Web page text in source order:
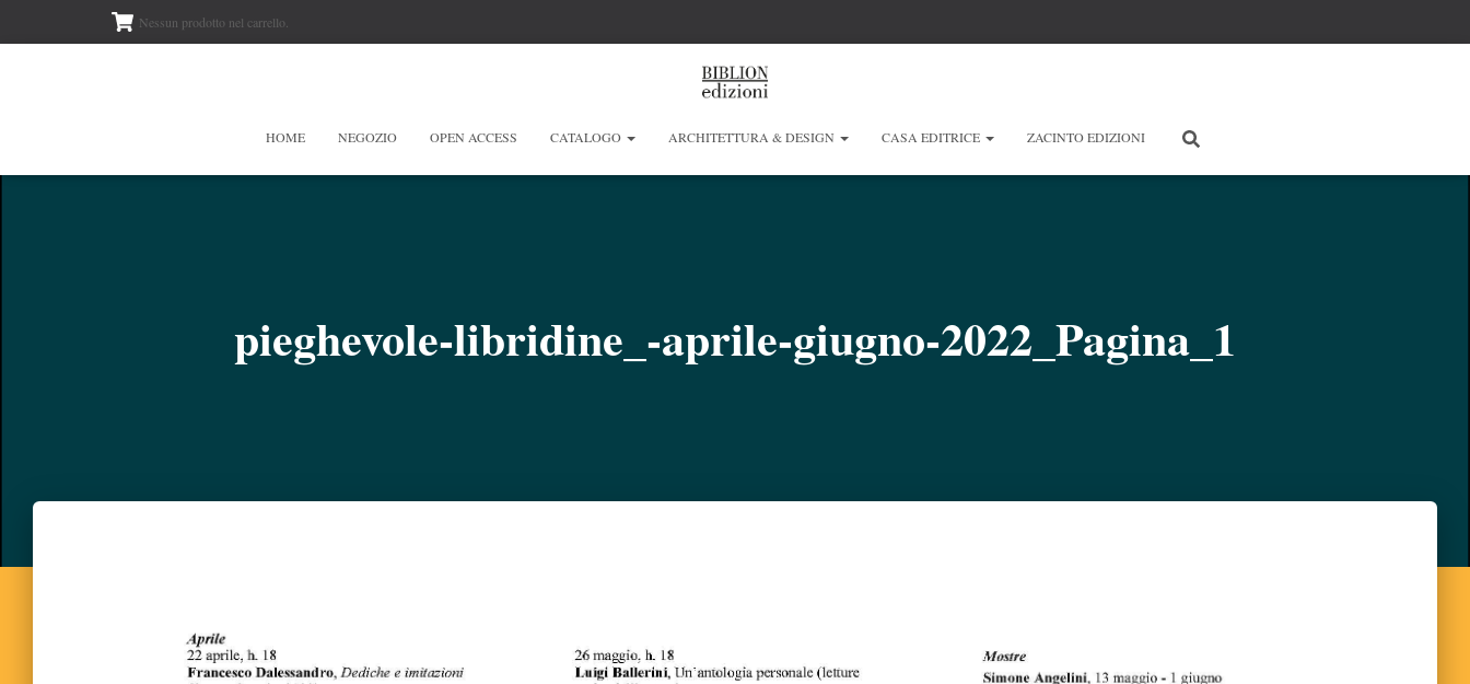
Nessun prodotto nel carrello.
HOME NEGOZIO OPEN ACCESS CATALOGO ARCHITETTURA & DESIGN CASA EDITRICE ZACINTO EDIZIONI
pieghevole-libridine_-aprile-giugno-2022_Pagina_1